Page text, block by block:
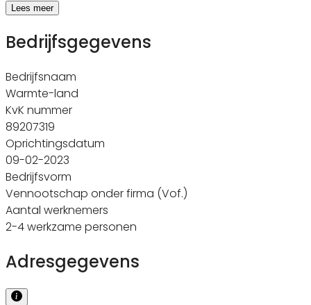
Lees meer
Bedrijfsgegevens
Bedrijfsnaam
Warmte-land
KvK nummer
89207319
Oprichtingsdatum
09-02-2023
Bedrijfsvorm
Vennootschap onder firma (Vof.)
Aantal werknemers
2-4 werkzame personen
Adresgegevens